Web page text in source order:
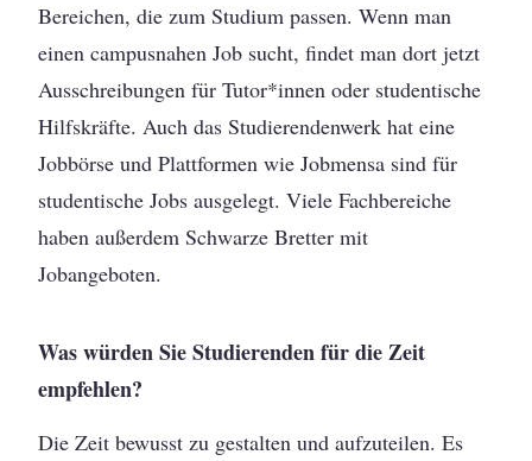
Bereichen, die zum Studium passen. Wenn man
einen campusnahen Job sucht, findet man dort jetzt
Ausschreibungen für Tutor*innen oder studentische
Hilfskräfte. Auch das Studierendenwerk hat eine
Jobbörse und Plattformen wie Jobmensa sind für
studentische Jobs ausgelegt. Viele Fachbereiche
haben außerdem Schwarze Bretter mit
Jobangeboten.
Was würden Sie Studierenden für die Zeit
empfehlen?
Die Zeit bewusst zu gestalten und aufzuteilen. Es